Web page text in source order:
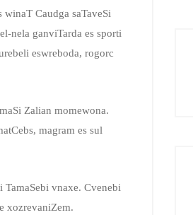
Caudga saTaveSi
nela ganviTarda es sporti
eswreboda, rogorc
Zalian momewona.
magram es sul
vnaxe. Cvenebi
xozrevaniZem.